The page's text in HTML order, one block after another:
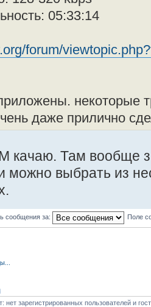
05:33:14
forum/
некоторые
даже прилично
качаю. Там вообще
можно выбрать из
сообщения за: Поле
зарегистрированных пользователей и